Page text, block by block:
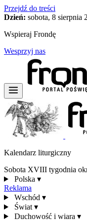
Przejdź do treści
Dzień: sobota, 8 sierpnia
Wspieraj Frondę
Wesprzyj nas
Kalendarz liturgiczny
Sobota XVIII tygodnia
Polska ▾
Reklama
Wschód ▾
Świat ▾
Duchowość i wiara ▾